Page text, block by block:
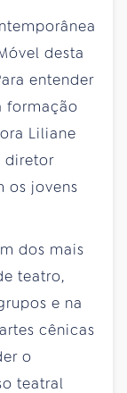
desta
entender
formação
Liliane
diretor
os jovens
dos mais
teatro,
e na
cênicas
o
teatral